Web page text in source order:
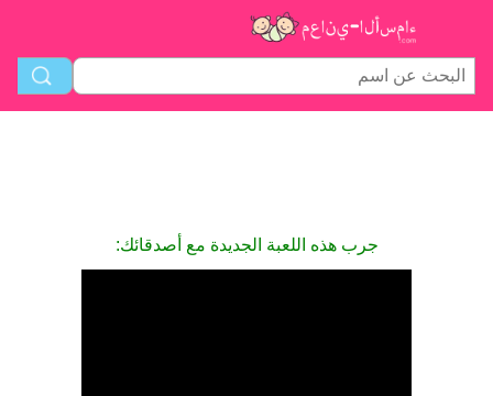
جرب هذه اللعبة الجديدة مع أصدقائك: